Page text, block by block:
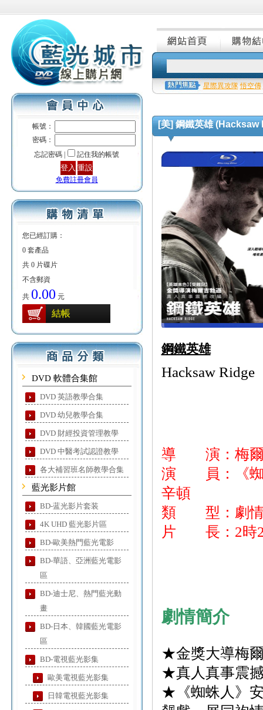
帳號：
密碼：
忘記密碼 |
記住我的帳號
免費註冊會員
您已經訂購：
0 套產品
共 0 片碟片
不含郵資
共 0.00 元
結帳
DVD 軟體合集館
DVD 英語教學合集
DVD 幼兒教學合集
DVD 財經投資管理教學
DVD 中醫考試認證教學
各大補習班名師教學合集
藍光影片館
BD-蓝光影片套装
4K UHD 藍光影片區
BD-歐美熱門藍光電影
BD-華語、亞洲藍光電影
區
BD-迪士尼、熱門藍光動
畫
BD-日本、韓國藍光電影
區
BD-電視藍光影集
歐美電視藍光影集
日韓電視藍光影集
星際異攻隊 悟空傳
[美] 鋼鐵英雄 (Hacksaw
鋼鐵英雄
Hacksaw Ridge
導 演：梅爾
演 員：《蜘
辛頓
類 型：劇
片 長：2時
劇情簡介
★金獎大導梅
★真人真事震
★《蜘蛛人》